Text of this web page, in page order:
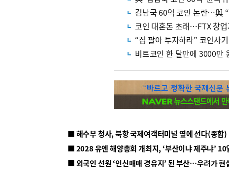
김남국 60억 코인 논란…與
코인 대혼돈 초래…FTX 창
“집 팔아 투자하라” 코인사
비트코인 한 달만에 3000만
■ 해수부 청사, 북항 국제여객터미널 옆에 선다(종합)
■ 2028 유엔 해양총회 개최지, ‘부산이냐 제주냐’ 10
■ 외국인 선원 ‘인신매매 경유지’ 된 부산…우려가 현